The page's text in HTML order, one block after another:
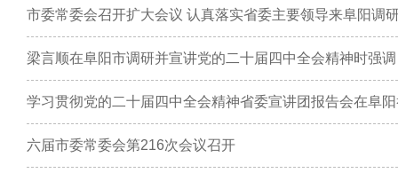
学习贯彻党的二十届四中全会精神省委宣讲团报告会在阜
六届市委常委会第216次会议召开